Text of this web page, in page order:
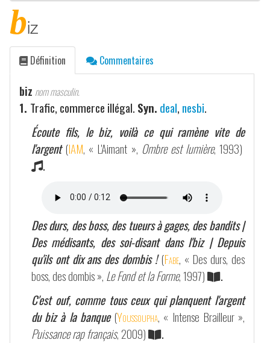
biz
Définition Commentaires
biz nom masculin.
1. Trafic, commerce illégal. Syn. deal, nesbi.
Écoute fils, le biz, voilà ce qui ramène vite de
l'argent (IAM, « L'Aimant », Ombre est lumière, 1993)
.
Des durs, des boss, des tueurs à gages, des bandits |
Des médisants, des soi-disant dans l'biz | Depuis
qu'ils ont dix ans des dombis ! (Fabe, « Des durs, des
boss, des dombis », Le Fond et la Forme, 1997)
.
C'est ouf, comme tous ceux qui planquent l'argent
du biz à la banque (Youssoupha, « Intense Brailleur »,
Puissance rap français, 2009) .